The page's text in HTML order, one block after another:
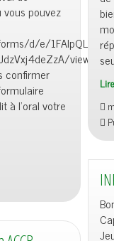
vous pouvez
d/e/
confirmer
à l’oral votre